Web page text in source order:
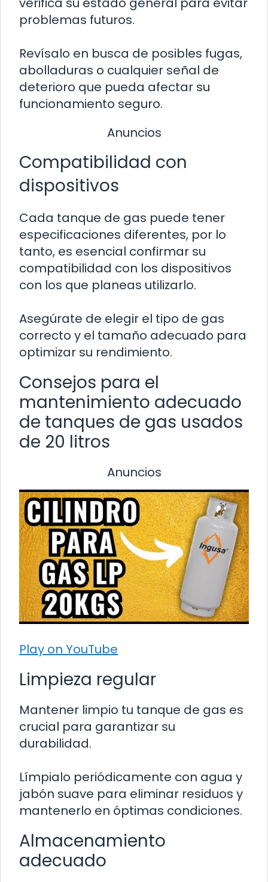
problemas futuros.
Revísalo en busca de posibles fugas,
abolladuras o cualquier señal de
deterioro que pueda afectar su
funcionamiento seguro.
Anuncios
Compatibilidad con
dispositivos
Cada tanque de gas puede tener
especificaciones diferentes, por lo
tanto, es esencial confirmar su
compatibilidad con los dispositivos
con los que planeas utilizarlo.
Asegúrate de elegir el tipo de gas
correcto y el tamaño adecuado para
optimizar su rendimiento.
Consejos para el
mantenimiento adecuado
de tanques de gas usados
de 20 litros
Anuncios
Play on YouTube
Limpieza regular
Mantener limpio tu tanque de gas es
crucial para garantizar su
durabilidad.
Límpialo periódicamente con agua y
jabón suave para eliminar residuos y
mantenerlo en óptimas condiciones.
Almacenamiento
adecuado